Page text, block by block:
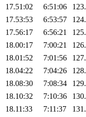
17.51:02
6:51:06 123.
17.53:53
6:53:57 124.
17.56:17
6:56:21 125.
18.00:17
7:00:21 126.
18.01:52
7:01:56 127.
18.04:22
7:04:26 128.
18.08:30
7:08:34 129.
18.10:32
7:10:36 130.
18.11:33
7:11:37 131.